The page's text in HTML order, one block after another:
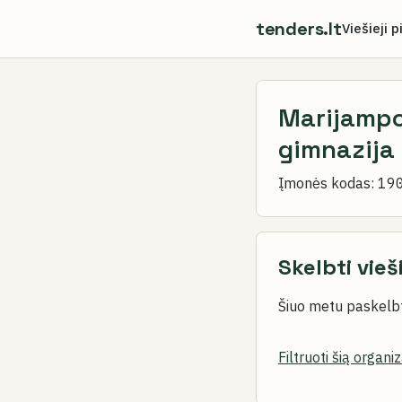
tenders.ltViešieji
gimnazija
Įmonės kodas:
Skelbti
Šiuo metu
Filtruoti šią